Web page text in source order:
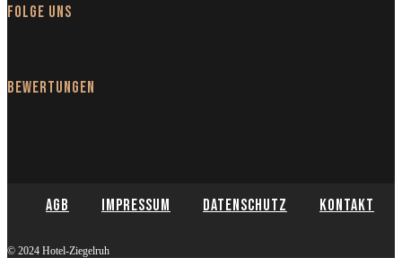
Folge uns
Bewertungen
AGB Impressum Datenschutz Kontakt
© 2024 Hotel-Ziegelruh